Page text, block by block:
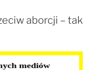
aborcji – tak